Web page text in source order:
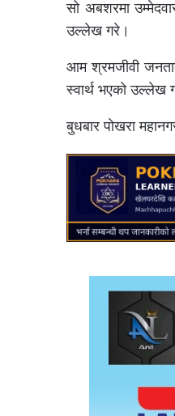
सो अबशरमा
उल्लेख गरे।
आम श्रमजीवी
स्वार्थ भएको उल्लेख
बुधबार पोखरा